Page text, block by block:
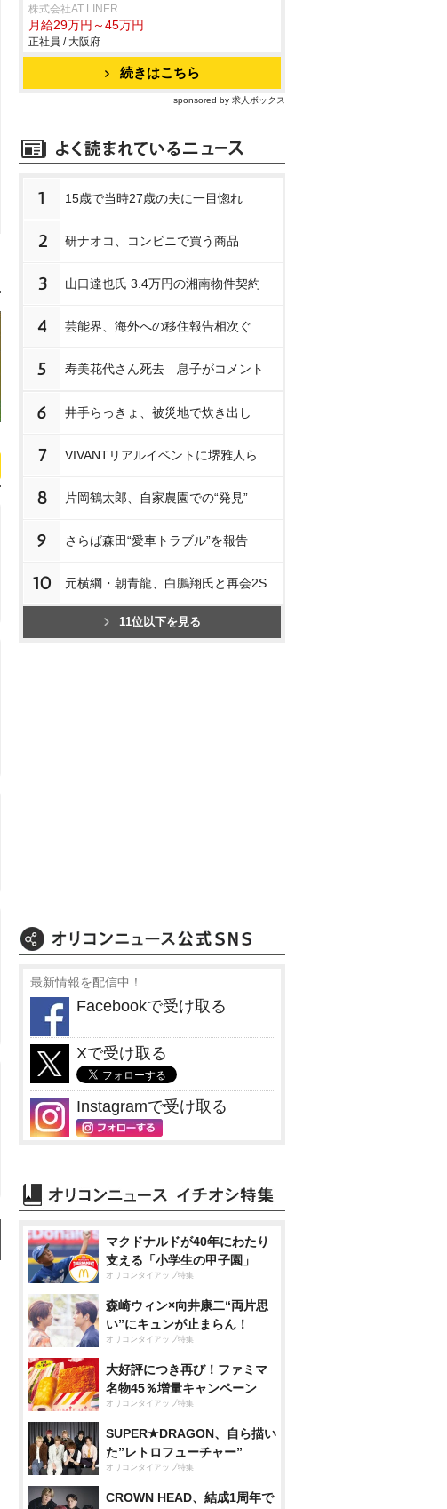
株式会社AT LINER
月給29万円～45万円
正社員 / 大阪府
続きはこちら
sponsored by 求人ボックス
1 15歳で当時27歳の夫に一目惚れ
2 研ナオコ、コンビニで買う商品
3 山口達也氏 3.4万円の湘南物件契約
4 芸能界、海外への移住報告相次ぐ
5 寿美花代さん死去 息子がコメント
6 井手らっきょ、被災地で炊き出し
7 VIVANTリアルイベントに堺雅人ら
8 片岡鶴太郎、自家農園での“発見”
9 さらば森田“愛車トラブル”を報告
10 元横綱・朝青龍、白鵬翔氏と再会2S
11位以下を見る
最新情報を配信中！
Facebookで受け取る
Xで受け取る
Instagramで受け取る
マクドナルドが40年にわたり
支える「小学生の甲子園」
オリコンタイアップ特集
森崎ウィン×向井康二“両片思
い”にキュンが止まらん！
オリコンタイアップ特集
大好評につき再び！ファミマ
名物45％増量キャンペーン
オリコンタイアップ特集
SUPER★DRAGON、自ら描い
た”レトロフューチャー”
オリコンタイアップ特集
CROWN HEAD、結成1周年で